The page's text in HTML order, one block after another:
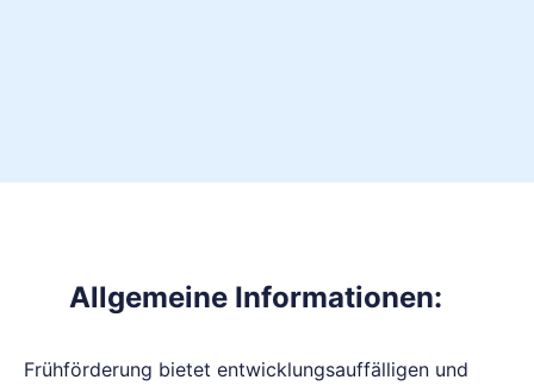
Allgemeine Informationen:
Frühförderung bietet entwicklungsauffälligen und